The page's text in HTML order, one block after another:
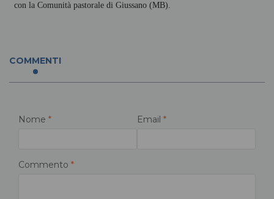
con la Comunità pastorale di Giussano (MB).
COMMENTI
Nome * Email *
Commento *